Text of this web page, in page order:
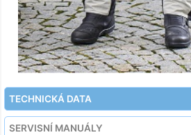
TECHNICKÁ DATA
SERVISNÍ MANUÁLY